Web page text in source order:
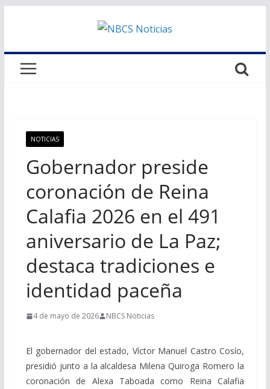
NOTICIAS
Gobernador preside
coronación de Reina
Calafia 2026 en el 491
aniversario de La Paz;
destaca tradiciones e
identidad paceña
4 de mayo de 2026 NBCS Noticias
El gobernador del estado, Víctor Manuel Castro Cosío,
presidió junto a la alcaldesa Milena Quiroga Romero la
coronación de Alexa Taboada como Reina Calafia